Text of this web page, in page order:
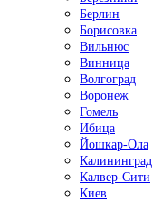
Берлин
Борисовка
Вильнюс
Винница
Волгоград
Воронеж
Гомель
Ибица
Йошкар-Ола
Калининград
Калвер-Сити
Киев